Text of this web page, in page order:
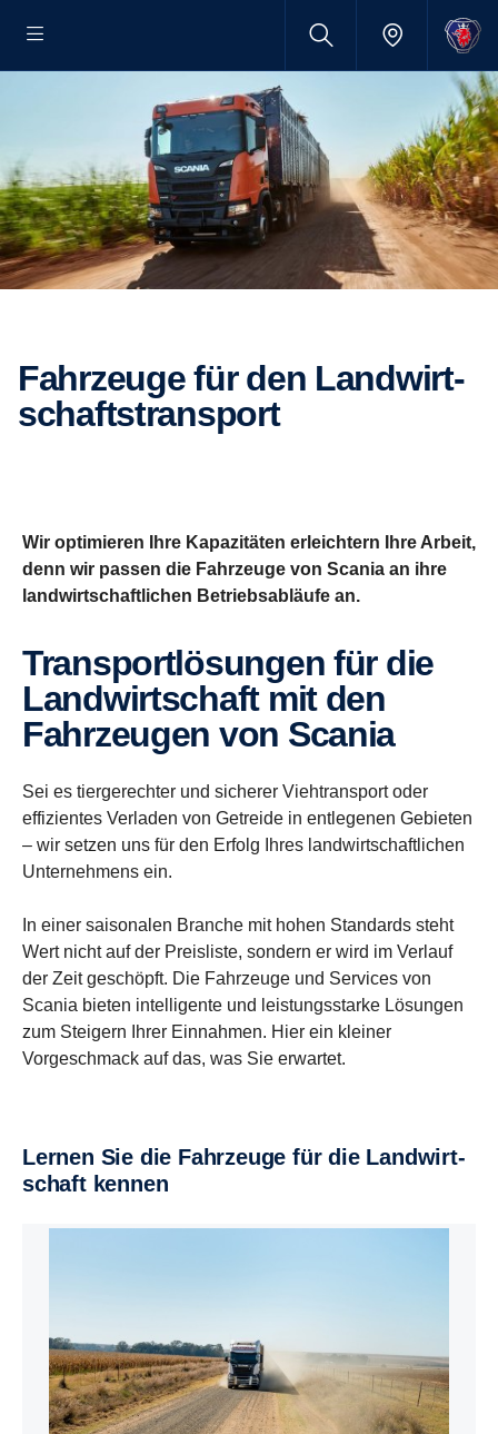
Fahrzeuge für den Landwirt­
schafts­trans­port
Wir optimieren Ihre Kapazitäten erleichtern Ihre Arbeit,
denn wir passen die Fahrzeuge von Scania an ihre
landwirtschaftlichen Betriebsabläufe an.
Trans­port­lö­sungen für die
Landwirt­schaft mit den
Fahrzeugen von Scania
Sei es tiergerechter und sicherer Viehtransport oder
effizientes Verladen von Getreide in entlegenen Gebieten
– wir setzen uns für den Erfolg Ihres landwirtschaftlichen
Unternehmens ein.
In einer saisonalen Branche mit hohen Standards steht
Wert nicht auf der Preisliste, sondern er wird im Verlauf
der Zeit geschöpft. Die Fahrzeuge und Services von
Scania bieten intelligente und leistungsstarke Lösungen
zum Steigern Ihrer Einnahmen. Hier ein kleiner
Vorgeschmack auf das, was Sie erwartet.
Lernen Sie die Fahrzeuge für die Landwirt­
schaft kennen